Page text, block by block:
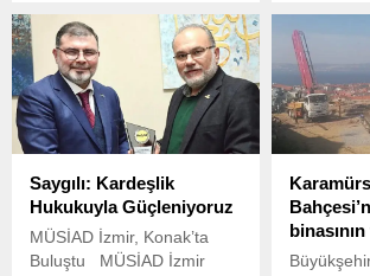
misafir etti Lise ve
üniversite öğrencileri,
Kocaeli Büyükşehir
Belediyesi Cemil Meriç
Engelsiz Yaşam Merkezinde
özel gereksinimli bireyleri
ziyaret etti.
Saygılı: Kardeşlik
Hukukuyla Güçleniyoruz
MÜSİAD İzmir, Konak’ta
Buluştu MÜSİAD İzmir